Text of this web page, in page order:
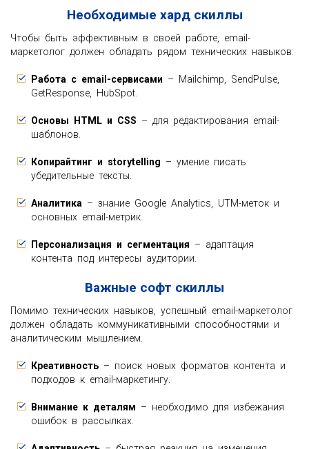
Необходимые хард скиллы
Чтобы быть эффективным в своей работе, email-
маркетолог должен обладать рядом технических навыков:
Работа с email-сервисами – Mailchimp, SendPulse,
GetResponse, HubSpot.
Основы HTML и CSS – для редактирования email-
шаблонов.
Копирайтинг и storytelling – умение писать
убедительные тексты.
Аналитика – знание Google Analytics, UTM-меток и
основных email-метрик.
Персонализация и сегментация – адаптация
контента под интересы аудитории.
Важные софт скиллы
Помимо технических навыков, успешный email-маркетолог
должен обладать коммуникативными способностями и
аналитическим мышлением.
Креативность – поиск новых форматов контента и
подходов к email-маркетингу.
Внимание к деталям – необходимо для избежания
ошибок в рассылках.